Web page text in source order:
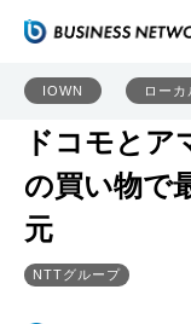
IOWN ローカ
ドコモと
の買い物で
元
NTTグループ